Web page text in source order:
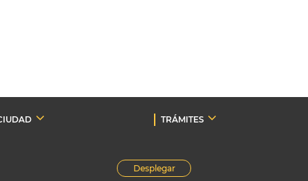
TRÁMITES
Desplegar